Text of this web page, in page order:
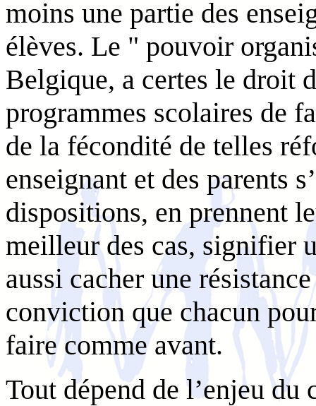
moins une partie des
élèves. Le " pouvoir
Belgique, a certes le droit
programmes scolaires de
de la fécondité de telles
enseignant et des parents
dispositions, en prennent
meilleur des cas, signifier
aussi cacher une
conviction que chacun
faire comme avant.
Tout dépend de l’enjeu du